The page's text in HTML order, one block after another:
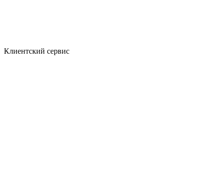
Клиентский сервис